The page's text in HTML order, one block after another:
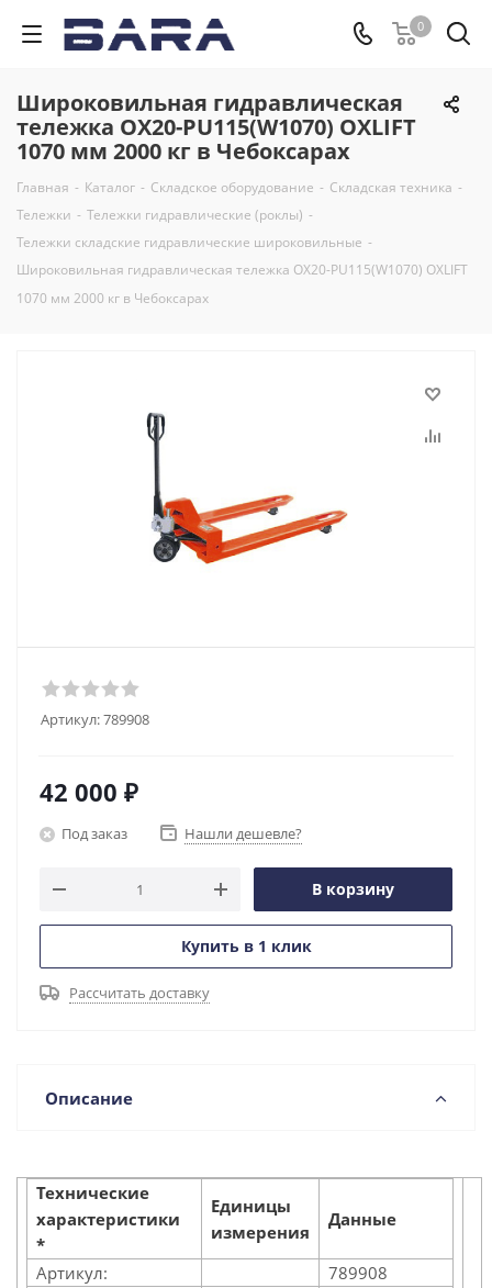
0
Широковильная гидравлическая
тележка OX20-PU115(W1070) OXLIFT
1070 мм 2000 кг в Чебоксарах
Главная - Каталог - Складское оборудование - Складская техника -
Тележки - Тележки гидравлические (роклы) -
Тележки складские гидравлические широковильные -
Широковильная гидравлическая тележка OX20-PU115(W1070) OXLIFT
1070 мм 2000 кг в Чебоксарах
Артикул:789908
42 000 ₽
Под заказ Нашли дешевле?
В корзину
Купить в 1 клик
Рассчитать доставку
Описание
Технические
характеристики
*
Единицы
измерения
Данные
Артикул:
789908